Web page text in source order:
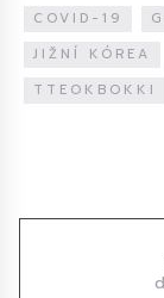
COVID-19
JIŽNÍ KÓREA
TTEOKBOKKI